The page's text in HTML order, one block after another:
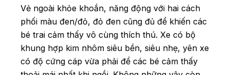
Vẻ ngoài khỏe khoắn, năng động với hai cách
phối màu đen/đỏ, đỏ đen cũng đủ để khiến các
bé trai cảm thấy vô cùng thích thú. Xe có bộ
khung hợp kim nhôm siêu bền, siêu nhẹ, yên xe
có độ cứng cáp vừa phải để các bé cảm thấy